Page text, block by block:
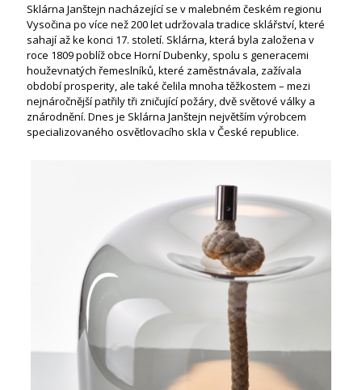
Sklárna Janštejn nacházející se v malebném českém regionu
Vysočina po více než 200 let udržovala tradice sklářství, které
sahají až ke konci 17. století. Sklárna, která byla založena v
roce 1809 poblíž obce Horní Dubenky, spolu s generacemi
houževnatých řemeslníků, které zaměstnávala, zažívala
období prosperity, ale také čelila mnoha těžkostem – mezi
nejnáročnější patřily tři zničující požáry, dvě světové války a
znárodnění. Dnes je Sklárna Janštejn největším výrobcem
specializovaného osvětlovacího skla v České republice.